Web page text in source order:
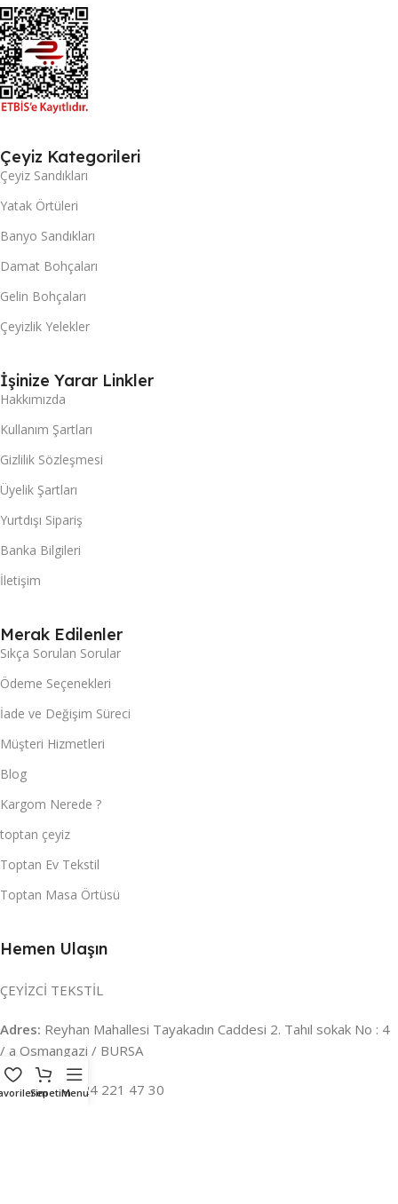
Çeyiz Kategorileri
Çeyiz Sandıkları
Yatak Örtüleri
Banyo Sandıkları
Damat Bohçaları
Gelin Bohçaları
Çeyizlik Yelekler
İşinize Yarar Linkler
Hakkımızda
Kullanım Şartları
Gizlilik Sözleşmesi
Üyelik Şartları
Yurtdışı Sipariş
Banka Bilgileri
İletişim
Merak Edilenler
Sıkça Sorulan Sorular
Ödeme Seçenekleri
İade ve Değişim Süreci
Müşteri Hizmetleri
Blog
Kargom Nerede ?
toptan çeyiz
Toptan Ev Tekstil
Toptan Masa Örtüsü
Hemen Ulaşın
ÇEYİZCİ TEKSTİL
Adres: Reyhan Mahallesi Tayakadın Caddesi 2. Tahıl sokak No : 4
/ a Osmangazi / BURSA
İLETİŞİM :0224 221 47 30
SepetimMenu